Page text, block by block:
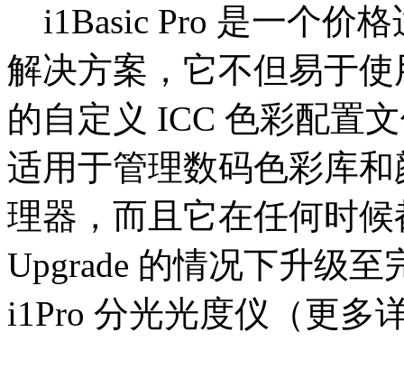
i1Basic Pro 是一个价
解决方案，它不但易于
的自定义 ICC 色彩配置
适用于管理数码色彩库和
理器，而且它在任何时
Upgrade 的情况下升级
i1Pro 分光光度仪（更多